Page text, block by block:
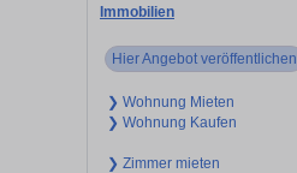
Immobilien
Hier Angebot veröffentlichen
❯ Wohnung Mieten
❯ Wohnung Kaufen
❯ Zimmer mieten